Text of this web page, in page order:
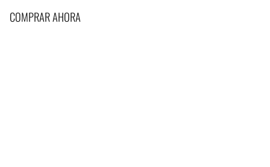
COMPRAR AHORA